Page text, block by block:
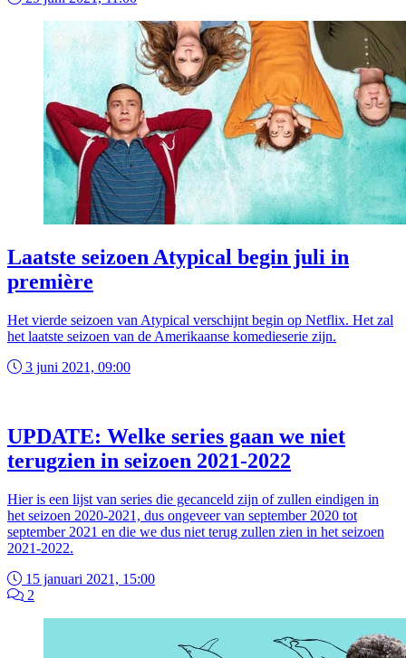
Laatste seizoen Atypical begin juli in
première
Het vierde seizoen van Atypical verschijnt begin op Netflix. Het zal
het laatste seizoen van de Amerikaanse komedieserie zijn.
3 juni 2021, 09:00
UPDATE: Welke series gaan we niet
terugzien in seizoen 2021-2022
Hier is een lijst van series die gecanceld zijn of zullen eindigen in
het seizoen 2020-2021, dus ongeveer van september 2020 tot
september 2021 en die we dus niet terug zullen zien in het seizoen
2021-2022.
15 januari 2021, 15:00
2